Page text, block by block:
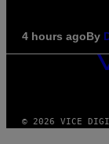
4 hours agoBy
© 2026 VICE